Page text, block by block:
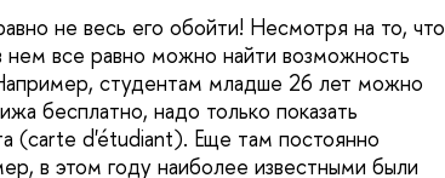
не весь его обойти! Несмотря на то, что
все равно можно найти возможность
студентам младше 26 лет можно
бесплатно, надо только показать
(carte d'étudiant). Еще там постоянно
в этом году наиболее известными были